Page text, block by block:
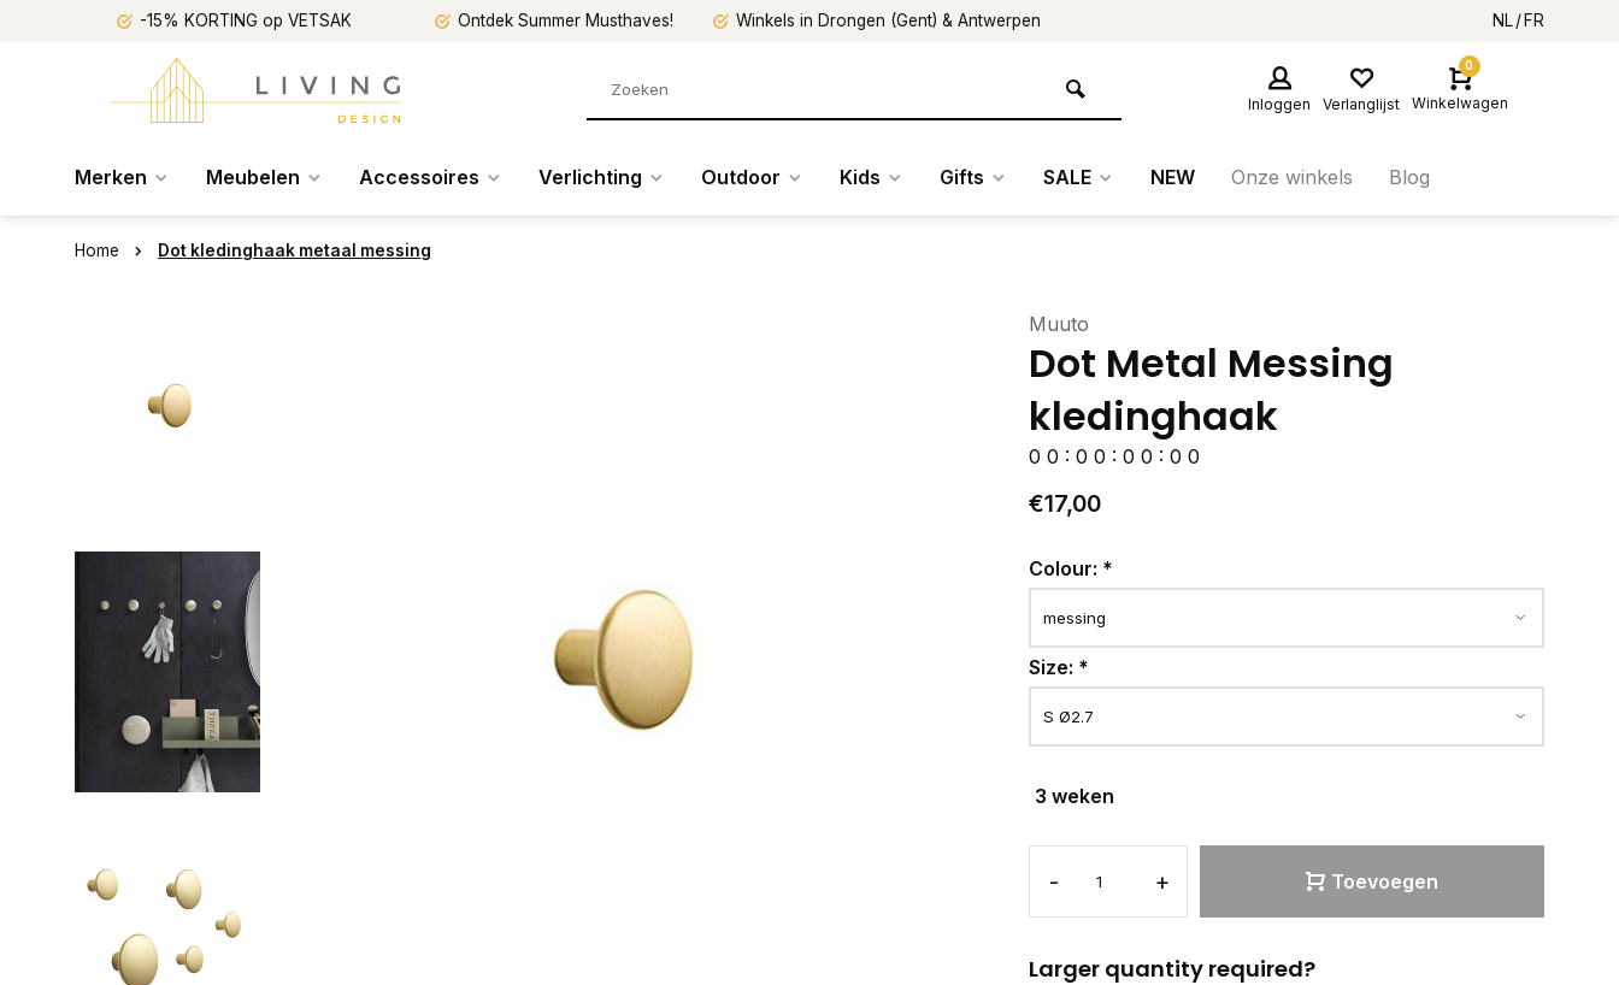
-15% KORTING op VETSAK Ontdek Summer Musthaves! Winkels in Drongen (Gent) & Antwerpen NL FR
Inloggen Verlanglijst
0
Winkelwagen
Merken Meubelen Accessoires Verlichting Outdoor Kids Gifts SALE NEW Onze winkels Blog
Home Dot kledinghaak metaal messing
Muuto
Dot Metal Messing
kledinghaak
0 0 : 0 0 : 0 0 : 0 0
€17,00
Colour: *
Size: *
3 weken
- + Toevoegen
Larger quantity required?